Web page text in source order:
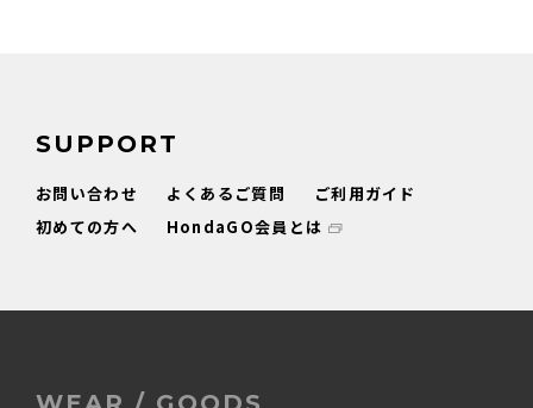
SUPPORT
お問い合わせ よくあるご質問
ご利用ガイド
初めての方へ
HondaGO会員とは